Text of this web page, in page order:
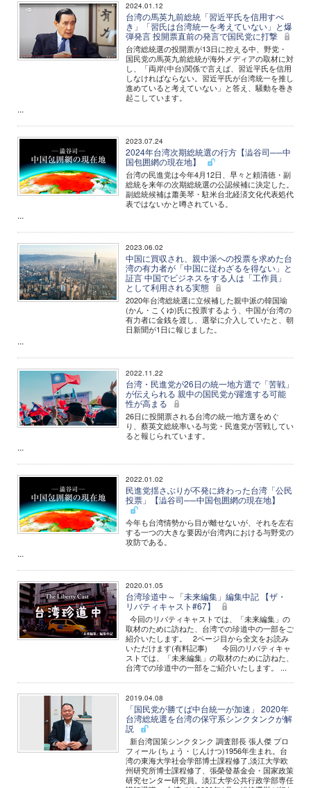
2024.01.12
台湾の馬英九前総統「習近平氏を信用すべ
き」「習氏は台湾統一を考えていない」と爆
弾発言 投開票直前の発言で国民党に打撃
台湾総統選の投開票が13日に控える中、野党・
国民党の馬英九前総統が海外メディアの取材に対
し、「両岸(中台)関係で言えば、習近平氏を信用
しなければならない。習近平氏が台湾統一を推し
進めていると考えていない」と答え、騒動を巻き
起こしています。
...
2023.07.24
2024年台湾次期総統選の行方【澁谷司──中
国包囲網の現在地】
台湾の民進党は今年4月12日、早々と頼清徳・副
総統を来年の次期総統選の公認候補に決定した。
副総統候補は蕭美琴・駐米台北経済文化代表処代
表ではないかと噂されている。
...
2023.06.02
中国に買収され、親中派への投票を求めた台
湾の有力者が「中国に従わざるを得ない」と
証言 中国でビジネスをする人は「工作員」
として利用される実態
2020年台湾総統選に立候補した親中派の韓国瑜
(かん・こくゆ)氏に投票するよう、中国が台湾の
有力者に金銭を渡し、選挙に介入していたと、朝
日新聞が1日に報じました。
...
2022.11.22
台湾・民進党が26日の統一地方選で「苦戦」
が伝えられる 親中の国民党が躍進する可能
性が高まる
26日に投開票される台湾の統一地方選をめぐ
り、蔡英文総統率いる与党・民進党が苦戦してい
ると報じられています。
...
2022.01.02
民進党揺さぶりが不発に終わった台湾「公民
投票」【澁谷司──中国包囲網の現在地】
今年も台湾情勢から目が離せないが、それを左右
する一つの大きな要因が台湾内における与野党の
攻防である。
...
2020.01.05
台湾珍道中～「未来編集」編集中記 【ザ・
リバティキャスト#67】
今回のリバティキャストでは、「未来編集」の
取材のために訪ねた、台湾での珍道中の一部をご
紹介いたします。 2ページ目から全文をお読み
いただけます(有料記事) 今回のリバティキャ
ストでは、「未来編集」の取材のために訪ねた、
台湾での珍道中の一部をご紹介いたします。 ...
2019.04.08
「国民党が勝てば中台統一が加速」 2020年
台湾総統選を台湾の保守系シンクタンクが解
説
新台湾国策シンクタンク 調査部長 張人傑 プロ
フィール (ちょう・じんけつ)1956年生まれ。台
湾の東海大学社会学部博士課程修了,淡江大学欧
州研究所博士課程修了、張榮發基金会・国家政策
研究センター研究員。淡江大学公共行政学部専任